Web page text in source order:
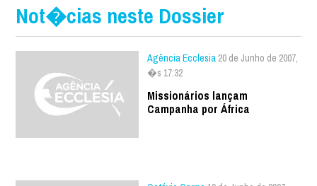
Not�cias neste Dossier
Agência Ecclesia 20 de Junho de 2007,
�s 17:32
Missionários lançam
Campanha por África